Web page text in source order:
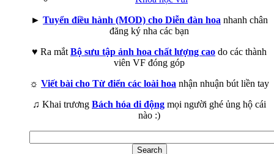
► Tuyển điều hành (MOD) cho Diễn đàn hoa nhanh chân
đăng ký nha các bạn
♥ Ra mắt Bộ sưu tập ảnh hoa chất lượng cao do các thành
viên VF đóng góp
☼ Viết bài cho Từ điển các loài hoa nhận nhuận bút liền tay
♫ Khai trương Bách hóa di động mọi người ghé ủng hộ cái
nào :)